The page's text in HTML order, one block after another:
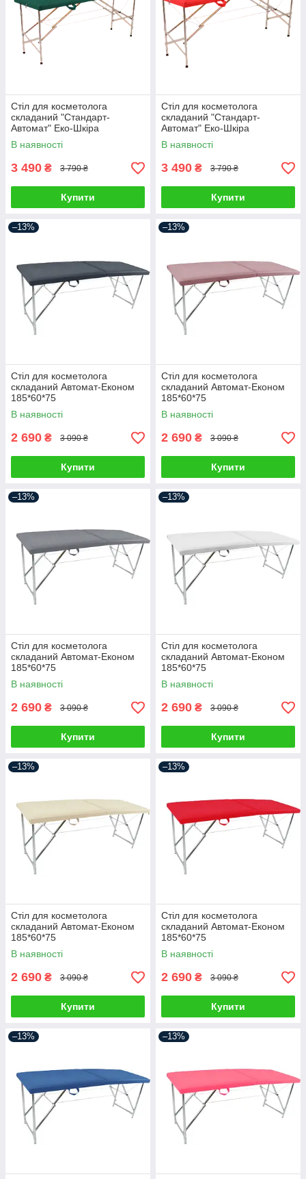
Стіл для косметолога
складаний "Стандарт-
Автомат" Еко-Шкіра
185*60*75
В наявності
3 490 ₴ 3 790 ₴
Купити
Стіл для косметолога
складаний "Стандарт-
Автомат" Еко-Шкіра
185*60*75
В наявності
3 490 ₴ 3 790 ₴
Купити
–13%
Стіл для косметолога
складаний Автомат-Економ
185*60*75
В наявності
2 690 ₴ 3 090 ₴
Купити
–13%
Стіл для косметолога
складаний Автомат-Економ
185*60*75
В наявності
2 690 ₴ 3 090 ₴
Купити
–13%
Стіл для косметолога
складаний Автомат-Економ
185*60*75
В наявності
2 690 ₴ 3 090 ₴
Купити
–13%
Стіл для косметолога
складаний Автомат-Економ
185*60*75
В наявності
2 690 ₴ 3 090 ₴
Купити
–13%
Стіл для косметолога
складаний Автомат-Економ
185*60*75
В наявності
2 690 ₴ 3 090 ₴
Купити
–13%
Стіл для косметолога
складаний Автомат-Економ
185*60*75
В наявності
2 690 ₴ 3 090 ₴
Купити
–13% –13%